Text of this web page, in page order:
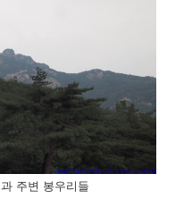
주변 봉우리들